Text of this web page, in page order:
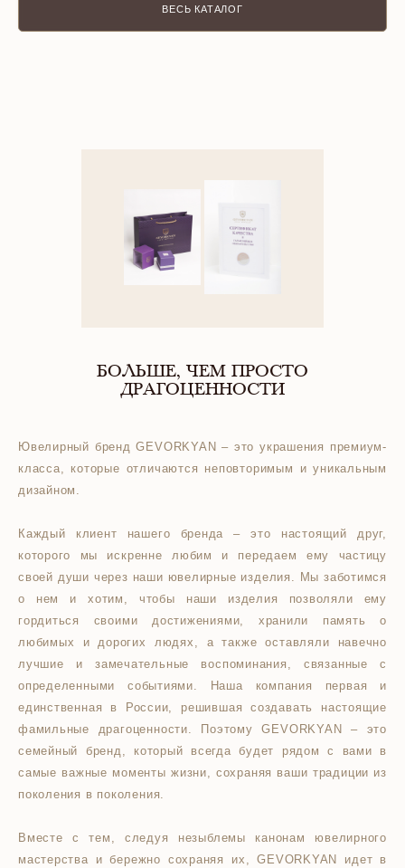
ВЕСЬ КАТАЛОГ
БОЛЬШЕ, ЧЕМ ПРОСТО
ДРАГОЦЕННОСТИ
Ювелирный бренд GEVORKYAN – это украшения премиум-
класса, которые отличаются неповторимым и уникальным
дизайном.
Каждый клиент нашего бренда – это настоящий друг,
которого мы искренне любим и передаем ему частицу
своей души через наши ювелирные изделия. Мы заботимся
о нем и хотим, чтобы наши изделия позволяли ему
гордиться своими достижениями, хранили память о
любимых и дорогих людях, а также оставляли навечно
лучшие и замечательные воспоминания, связанные с
определенными событиями. Наша компания первая и
единственная в России, решившая создавать настоящие
фамильные драгоценности. Поэтому GEVORKYAN – это
семейный бренд, который всегда будет рядом с вами в
самые важные моменты жизни, сохраняя ваши традиции из
поколения в поколения.
Вместе с тем, следуя незыблемы канонам ювелирного
мастерства и бережно сохраняя их, GEVORKYAN идет в